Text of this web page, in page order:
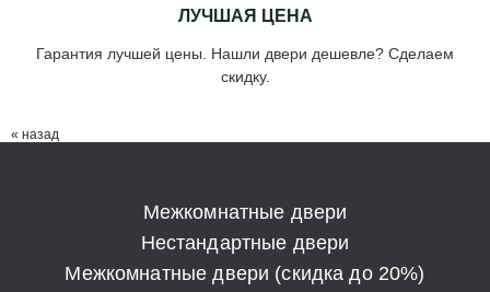
ЛУЧШАЯ ЦЕНА
Гарантия лучшей цены. Нашли двери дешевле? Сделаем
скидку.
« назад
Межкомнатные двери
Нестандартные двери
Межкомнатные двери (скидка до 20%)